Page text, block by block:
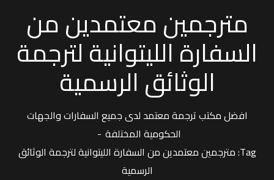
مترجمين معتمدين من
السفارة الليتوانية لترجمة
الوثائق الرسمية
افضل مكتب ترجمة معتمد لدى جميع السفارات والجهات
الحكومية المختلفة
Tag: مترجمين معتمدين من السفارة الليتوانية لترجمة الوثائق
الرسمية